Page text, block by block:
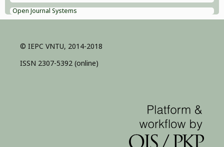
Open Journal Systems
© IEPC VNTU, 2014-2018
ISSN 2307-5392 (online)